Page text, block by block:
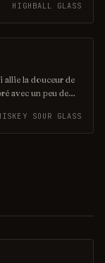
Parfait pour les
séduire vos
HIGHBALL GLASS
allie la douceur de
avec un peu de
vive et onctueuse.
une touche
SOUR GLASS